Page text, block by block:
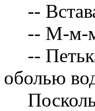
--
-- М-м-
--
оболью